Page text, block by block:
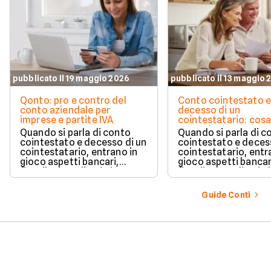
pubblicato il 19 maggio 2026
Qonto: pro e contro del
conto aziendale per
imprese e partite IVA
Quando si parla di conto
cointestato e decesso di un
cointestatario, entrano in
gioco aspetti bancari,
fiscali ed ereditari che
spesso generano
pubblicato il 13 maggio
Conto cointestato e
decesso di un
cointestatario: cosa
succede davvero
blocchi, quote e
successione
Quando si parla di
cointestato e
cointestatario,
gioco aspetti
fiscali ed ereditari
spesso generano
confusione.
Guide Conti